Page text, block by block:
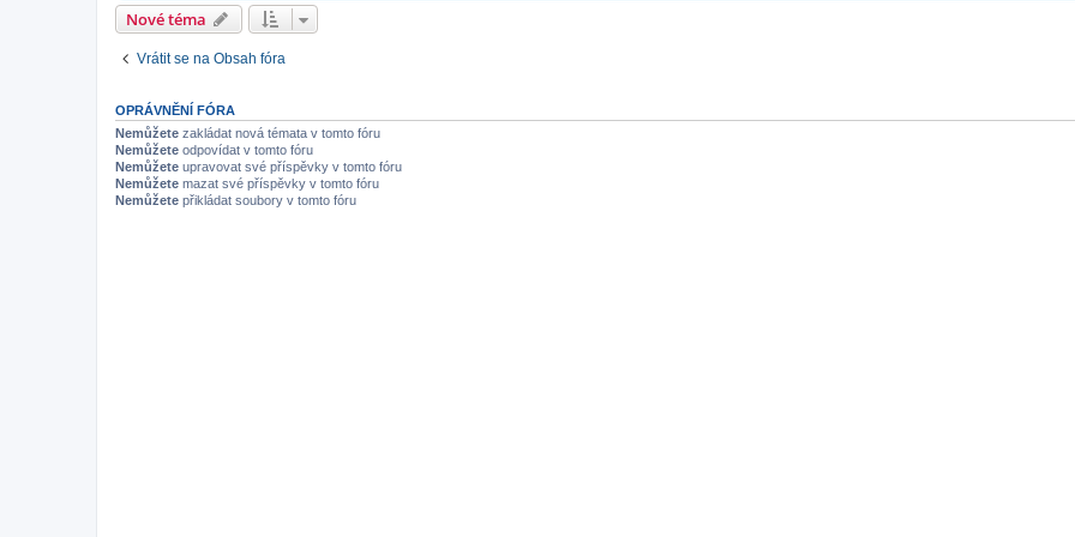
Nové téma
Vrátit se na Obsah fóra
OPRÁVNĚNÍ FÓRA
Nemůžete zakládat nová témata v tomto fóru
Nemůžete odpovídat v tomto fóru
Nemůžete upravovat své příspěvky v tomto fóru
Nemůžete mazat své příspěvky v tomto fóru
Nemůžete přikládat soubory v tomto fóru